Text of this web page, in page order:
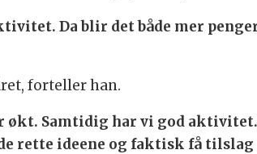
Da blir det både mer
forteller han.
økt. Samtidig har vi god
rette ideene og faktisk få tilslag